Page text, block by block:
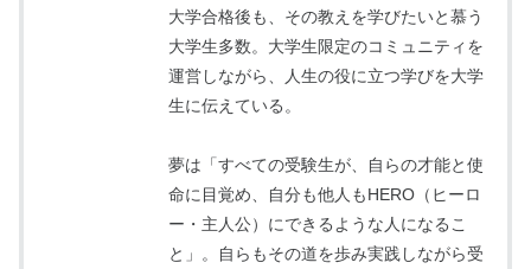
大学合格後も、その教えを学びたいと慕う
大学生多数。大学生限定のコミュニティを
運営しながら、人生の役に立つ学びを大学
生に伝えている。
夢は「すべての受験生が、自らの才能と使
命に目覚め、自分も他人もHERO（ヒーロ
ー・主人公）にできるような人になるこ
と」。自らもその道を歩み実践しながら受